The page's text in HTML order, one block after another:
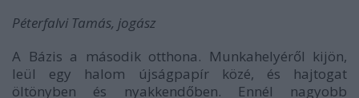
Péterfalvi Tamás, jogász
A Bázis a második otthona. Munkahelyéről kijön,
leül egy halom újságpapír közé, és hajtogat
öltönyben és nyakkendőben. Ennél nagyobb